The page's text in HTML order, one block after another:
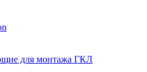
для монтажа ГКЛ